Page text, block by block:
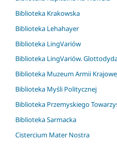
Biblioteka Krakowska
Biblioteka Lehahayer
Biblioteka LingVariów
Biblioteka LingVariów.
Biblioteka Muzeum Armii
Biblioteka Myśli Politycznej
Biblioteka Przemyskiego
Biblioteka Sarmacka
Cistercium Mater Nostra